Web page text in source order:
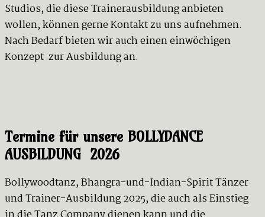
Studios, die diese Trainerausbildung anbieten
wollen, können gerne Kontakt zu uns aufnehmen.
Nach Bedarf bieten wir auch einen einwöchigen
Konzept zur Ausbildung an.
Termine für unsere BOLLYDANCE
AUSBILDUNG 2026
Bollywoodtanz, Bhangra-und-Indian-Spirit Tänzer
und Trainer-Ausbildung 2025, die auch als Einstieg